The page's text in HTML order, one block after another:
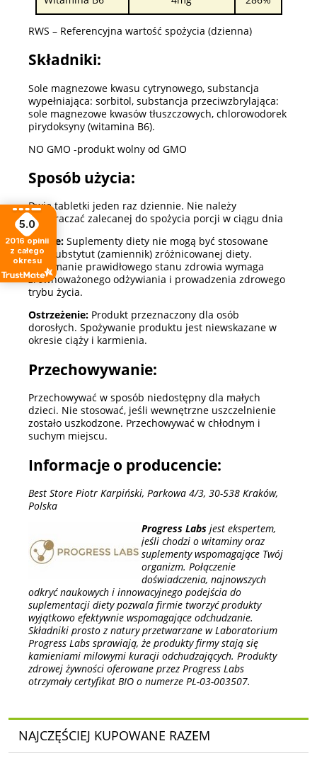
RWS – Referencyjna wartość spożycia (dzienna)
Składniki:
Sole magnezowe kwasu cytrynowego, substancja
wypełniająca: sorbitol, substancja przeciwzbrylająca:
sole magnezowe kwasów tłuszczowych, chlorowodorek
pirydoksyny (witamina B6).
NO GMO -produkt wolny od GMO
Sposób użycia:
Dwie tabletki jeden raz dziennie. Nie należy
przekraczać zalecanej do spożycia porcji w ciągu dnia
Ważne: Suplementy diety nie mogą być stosowane
jako substytut (zamiennik) zróżnicowanej diety.
Utrzymanie prawidłowego stanu zdrowia wymaga
zrównoważonego odżywiania i prowadzenia zdrowego
trybu życia.
Ostrzeżenie: Produkt przeznaczony dla osób
dorosłych. Spożywanie produktu jest niewskazane w
okresie ciąży i karmienia.
Przechowywanie:
Przechowywać w sposób niedostępny dla małych
dzieci. Nie stosować, jeśli wewnętrzne uszczelnienie
zostało uszkodzone. Przechowywać w chłodnym i
suchym miejscu.
Informacje o producencie:
Best Store Piotr Karpiński, Parkowa 4/3, 30-538 Kraków,
Polska
Progress Labs jest ekspertem,
jeśli chodzi o witaminy oraz
suplementy wspomagające Twój
organizm. Połączenie
doświadczenia, najnowszych
odkryć naukowych i innowacyjnego podejścia do
suplementacji diety pozwala firmie tworzyć produkty
wyjątkowo efektywnie wspomagające odchudzanie.
Składniki prosto z natury przetwarzane w Laboratorium
Progress Labs sprawiają, że produkty firmy stają się
kamieniami milowymi kuracji odchudzających. Produkty
zdrowej żywności oferowane przez Progress Labs
otrzymały certyfikat BIO o numerze PL-03-003507.
NAJCZĘŚCIEJ KUPOWANE RAZEM
5.0
2016 opinii
z całego
okresu